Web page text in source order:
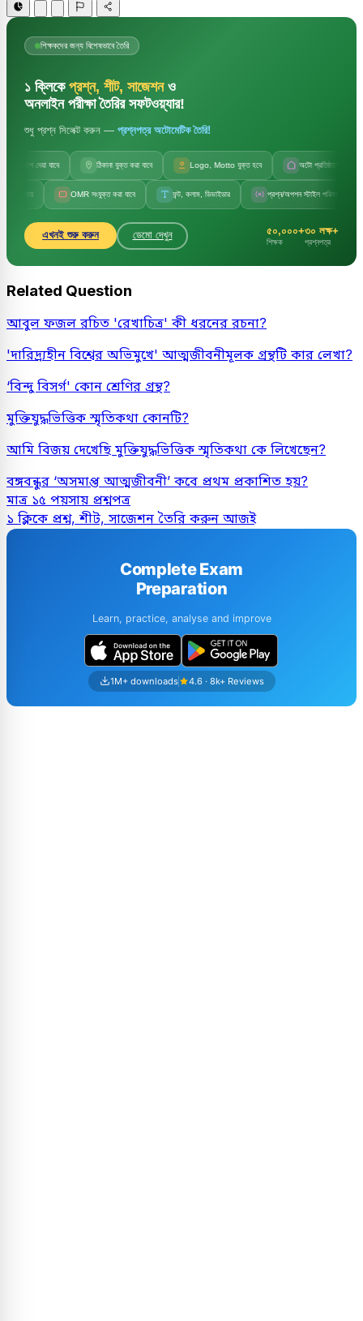
শিক্ষকদের জন্য বিশেষভাবে তৈরি
১ ক্লিকে প্রশ্ন, শীট, সাজেশনও
অনলাইন পরীক্ষা তৈরির সফটওয়্যার!
শুধু প্রশ্ন সিলেক্ট করুন — প্রশ্নপত্র অটোমেটিক তৈরি!
দেয়া যাবে ঠিকানা যুক্ত করা যাবে Logo, Motto যুক্ত হবে অটো প্রতিষ্ঠানের নাম
OMR সংযুক্ত করা যাবে ফন্ট, কলাম, ডিভাইডার প্রশ্ন/অপশন স্টাইল পরিবর্তন
এখনই শুরু করুন ডেমো দেখুন ৫০,০০০+
শিক্ষক
৩০ লক্ষ+
প্রশ্নপত্র
Related Question
আবুল ফজল রচিত 'রেখাচিত্র' কী ধরনের রচনা?
'দারিদ্র্যহীন বিশ্বের অভিমুখে' আত্মজীবনীমূলক গ্রন্থটি কার লেখা?
‘বিন্দু বিসর্গ' কোন শ্রেণির গ্রন্থ?
মুক্তিযুদ্ধভিত্তিক স্মৃতিকথা কোনটি?
আমি বিজয় দেখেছি মুক্তিযুদ্ধভিত্তিক স্মৃতিকথা কে লিখেছেন?
বঙ্গবন্ধুর ‘অসমাপ্ত আত্মজীবনী’ কবে প্রথম প্রকাশিত হয়?
মাত্র ১৫ পয়সায় প্রশ্নপত্র
১ ক্লিকে প্রশ্ন, শীট, সাজেশন তৈরি করুন আজই
Complete Exam
Preparation
Learn, practice, analyse and improve
1M+ downloads 4.6 · 8k+ Reviews